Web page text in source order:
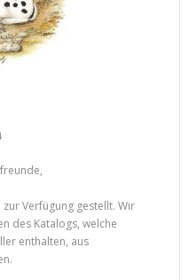
Verfügung gestellt. Wir
des Katalogs, welche
enthalten, aus